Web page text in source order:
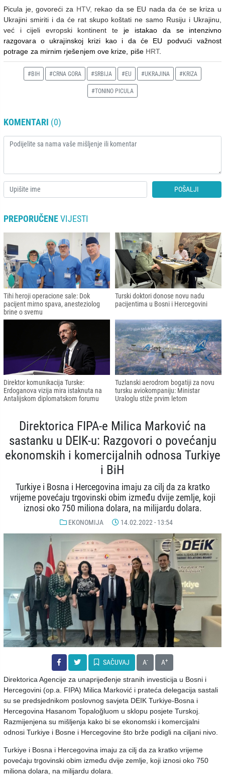
Picula je, govoreći za HTV, rekao da se EU nada da će se kriza u
Ukrajini smiriti i da će rat skupo koštati ne samo Rusiju i Ukrajinu,
već i cijeli evropski kontinent te je istakao da se intenzivno
razgovara o ukrajinskoj krizi kao i da će EU podvući važnost
potrage za mirnim rješenjem ove krize, piše HRT.
#BIH #CRNA GORA #SRBIJA #EU #UKRAJINA #KRIZA
#TONINO PICULA
KOMENTARI (0)
POŠALJI
PREPORUČENEVIJESTI
Tihi heroji operacione sale: Dok
pacijent mirno spava, anesteziolog
brine o svemu
Turski doktori donose novu nadu
pacijentima u Bosni i Hercegovini
Direktor komunikacija Turske:
Erdoganova vizija mira istaknuta na
Antalijskom diplomatskom forumu
Tuzlanski aerodrom bogatiji za novu
tursku aviokompaniju: Ministar
Uraloglu stiže prvim letom
Direktorica FIPA-e Milica Marković na
sastanku u DEIK-u: Razgovori o povećanju
ekonomskih i komercijalnih odnosa Turkiye
i BiH
Turkiye i Bosna i Hercegovina imaju za cilj da za kratko
vrijeme povećaju trgovinski obim između dvije zemlje, koji
iznosi oko 750 miliona dolara, na milijardu dolara.
EKONOMIJA 14.02.2022 - 13:54
SAČUVAJ A- A+
Direktorica Agencije za unaprijeđenje stranih investicija u Bosni i
Hercegovini (op.a. FIPA) Milica Marković i prateća delegacija sastali
su se predsjednikom poslovnog savjeta DEIK Turkiye-Bosna i
Hercegovina Hasanom Topaloğluom u sklopu posjete Turskoj.
Razmijenjena su mišljenja kako bi se ekonomski i komercijalni
odnosi Turkiye i Bosne i Hercegovine što brže podigli na ciljani nivo.
Turkiye i Bosna i Hercegovina imaju za cilj da za kratko vrijeme
povećaju trgovinski obim između dvije zemlje, koji iznosi oko 750
miliona dolara, na milijardu dolara.